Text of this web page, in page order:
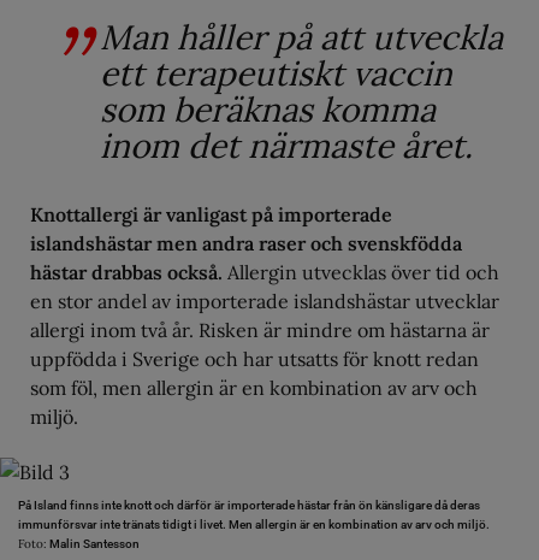
Man håller på att utveckla
ett terapeutiskt vaccin
som beräknas komma
inom det närmaste året.
Knottallergi är vanligast på importerade
islandshästar men andra raser och svenskfödda
hästar drabbas också. Allergin utvecklas över tid och
en stor andel av importerade islandshästar utvecklar
allergi inom två år. Risken är mindre om hästarna är
uppfödda i Sverige och har utsatts för knott redan
som föl, men allergin är en kombination av arv och
miljö.
På Island finns inte knott och därför är importerade hästar från ön känsligare då deras
immunförsvar inte tränats tidigt i livet. Men allergin är en kombination av arv och miljö.
Foto: Malin Santesson